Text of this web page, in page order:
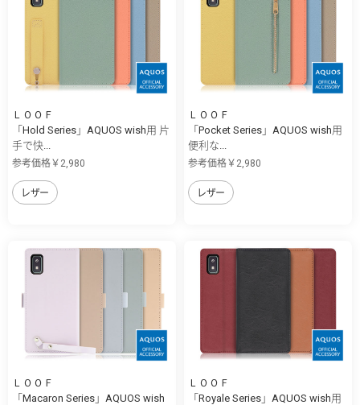
ＬＯＯＦ
「Hold Series」AQUOS wish用 片
手で快...
参考価格￥2,980
レザー
ＬＯＯＦ
「Pocket Series」AQUOS wish用
便利な...
参考価格￥2,980
レザー
ＬＯＯＦ
「Macaron Series」AQUOS wish
ＬＯＯＦ
「Royale Series」AQUOS wish用